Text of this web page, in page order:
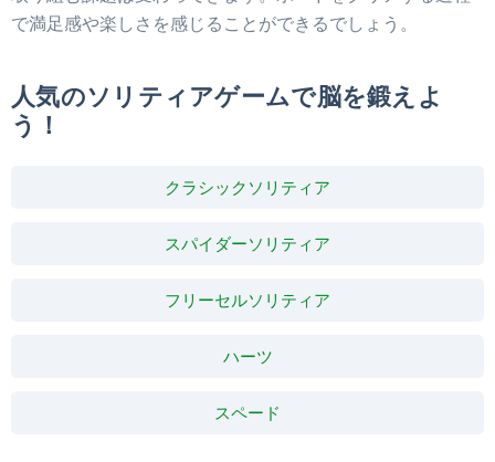
で満足感や楽しさを感じることができるでしょう。
人気のソリティアゲームで脳を鍛えよ
う！
クラシックソリティア
スパイダーソリティア
フリーセルソリティア
ハーツ
スペード